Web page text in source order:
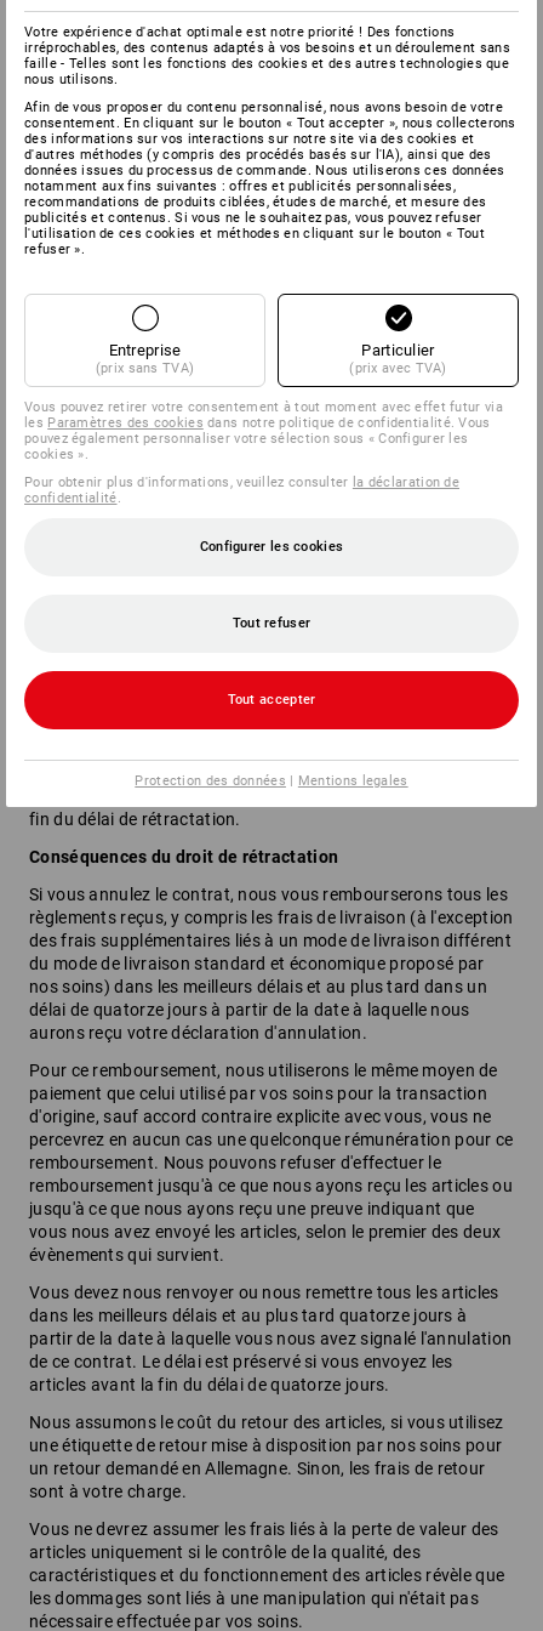
10 Informations sur l'exercice du droit de rétractation
Conditions d'annulation
Droit de rétractation
Vous avez le droit d'annuler ce contrat sans fournir de motif
dans un délai de quatorze jours.
Le délai de rétractation est de quatorze jours à partir de la
date à laquelle vous ou un tiers désigné par vos soins, qui
n'est pas le transporteur, avez réceptionné les derniers
Afin d'exercer votre droit de rétractation, vous devez nous
informer de votre décision d'annuler ce contrat par une
déclaration explicite (par ex. par un courrier envoyé par la
Poste, par fax ou par e-mail)
Strauss Deutschland GmbH & Co. KG
Frankfurter Straße 98-108
Tél. : 0 60 50 / 97 10 12
remplir et transmettre le modèle de formulaire de rétractation
vous enverrons sans retard un accusé de réception de la
rétractation sur un support durable (par exemple, par
courriel).
Pour préserver le délai de rétractation, il vous suffit de nous
fin du délai de rétractation.
Conséquences du droit de rétractation
Si vous annulez le contrat, nous vous rembourserons tous les
règlements reçus, y compris les frais de livraison (à l'exception
des frais supplémentaires liés à un mode de livraison différent
du mode de livraison standard et économique proposé par
nos soins) dans les meilleurs délais et au plus tard dans un
délai de quatorze jours à partir de la date à laquelle nous
aurons reçu votre déclaration d'annulation.
Pour ce remboursement, nous utiliserons le même moyen de
paiement que celui utilisé par vos soins pour la transaction
d'origine, sauf accord contraire explicite avec vous, vous ne
percevrez en aucun cas une quelconque rémunération pour ce
remboursement. Nous pouvons refuser d'effectuer le
remboursement jusqu'à ce que nous ayons reçu les articles ou
jusqu'à ce que nous ayons reçu une preuve indiquant que
vous nous avez envoyé les articles, selon le premier des deux
évènements qui survient.
Vous devez nous renvoyer ou nous remettre tous les articles
dans les meilleurs délais et au plus tard quatorze jours à
partir de la date à laquelle vous nous avez signalé l'annulation
de ce contrat. Le délai est préservé si vous envoyez les
articles avant la fin du délai de quatorze jours.
Nous assumons le coût du retour des articles, si vous utilisez
une étiquette de retour mise à disposition par nos soins pour
un retour demandé en Allemagne. Sinon, les frais de retour
sont à votre charge.
Vous ne devrez assumer les frais liés à la perte de valeur des
articles uniquement si le contrôle de la qualité, des
caractéristiques et du fonctionnement des articles révèle que
les dommages sont liés à une manipulation qui n'était pas
nécessaire effectuée par vos soins.
Votre expérience d'achat optimale est notre priorité ! Des fonctions
irréprochables, des contenus adaptés à vos besoins et un déroulement sans
faille - Telles sont les fonctions des cookies et des autres technologies que
nous utilisons.
Afin de vous proposer du contenu personnalisé, nous avons besoin de votre
consentement. En cliquant sur le bouton « Tout accepter », nous collecterons
des informations sur vos interactions sur notre site via des cookies et
d'autres méthodes (y compris des procédés basés sur l'IA), ainsi que des
données issues du processus de commande. Nous utiliserons ces données
notamment aux fins suivantes : offres et publicités personnalisées,
recommandations de produits ciblées, études de marché, et mesure des
publicités et contenus. Si vous ne le souhaitez pas, vous pouvez refuser
l'utilisation de ces cookies et méthodes en cliquant sur le bouton « Tout
refuser ».
Entreprise
(prix sans TVA)
Particulier
(prix avec TVA)
Vous pouvez retirer votre consentement à tout moment avec effet futur via
les Paramètres des cookies dans notre politique de confidentialité. Vous
pouvez également personnaliser votre sélection sous « Configurer les
cookies ».
Pour obtenir plus d'informations, veuillez consulter la déclaration de
confidentialité.
Configurer les cookies
Tout refuser
Tout accepter
Protection des données | Mentions legales